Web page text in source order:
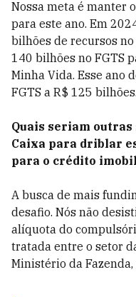
Nossa meta é manter
para este ano. Em
bilhões de recursos no
140 bilhões no FGTS
Minha Vida. Esse ano
FGTS a R$ 125 bilhões.
Quais seriam outras
Caixa para driblar
para o crédito
A busca de mais
desafio. Nós não
alíquota do
tratada entre o setor
Ministério da